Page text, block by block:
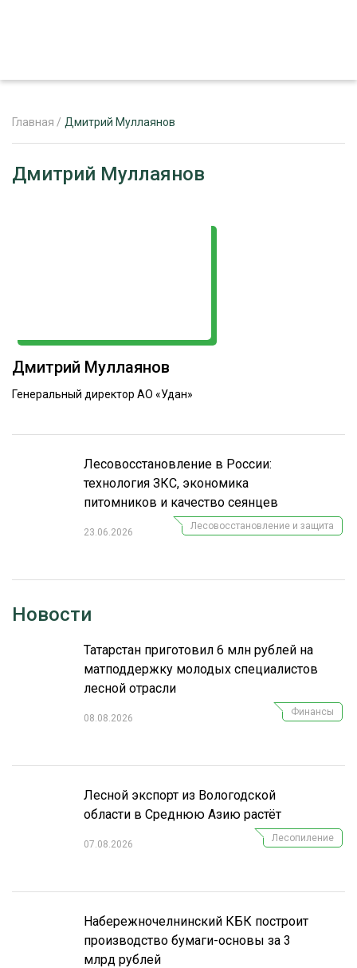
ЖУРНАЛ «ЛЕСНОЙ КОМПЛЕКС»
РЕКЛАМОДАТЕЛЯМ
ОБРАБОТКА ДРЕВЕСИНЫ
БИОЭНЕРГЕТИКА
ЛЕСОВОССТАНОВЛЕНИЕ И ЗАЩИТА
ПРОИЗВОДСТВО ДРЕВЕСНЫХ ПЛИТ
ЛЕСОПИЛЕНИЕ
ДЕРЕВЯННОЕ ДОМОСТРОЕНИЕ
БЕЗОПАСНОЕ ПРОИЗВОДСТВО
МЕБЕЛЬНОЕ ПРОИЗВОДСТВО
ТЕМАТИЧЕСКИЕ ПРОЕКТЫ
ПОДБОРКИ СТАТЕЙ
Главная / Дмитрий Муллаянов
Дмитрий Муллаянов
Дмитрий Муллаянов
Генеральный директор АО «Удан»
Лесовосстановление в России:
технология ЗКС, экономика
питомников и качество сеянцев
23.06.2026
Лесовосстановление и защита
Новости
Татарстан приготовил 6 млн рублей на
матподдержку молодых специалистов
лесной отрасли
08.08.2026
Финансы
Лесной экспорт из Вологодской
области в Среднюю Азию растёт
07.08.2026
Лесопиление
Набережночелнинский КБК построит
производство бумаги-основы за 3
млрд рублей